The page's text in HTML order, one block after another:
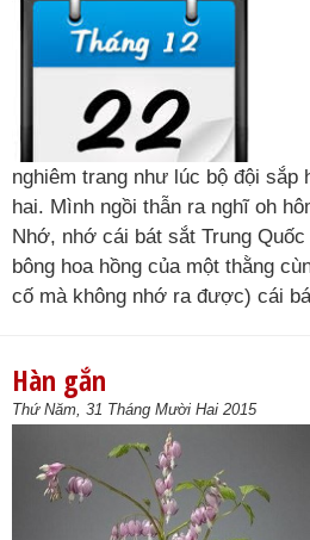
nghiêm trang như lúc bộ đội sắp
hai. Mình ngồi thẫn ra nghĩ oh
Nhớ, nhớ cái bát sắt Trung
bông hoa hồng của một thằng
cố mà không nhớ ra được) cái
Hàn gắn
Thứ Năm, 31 Tháng Mười Hai 2015